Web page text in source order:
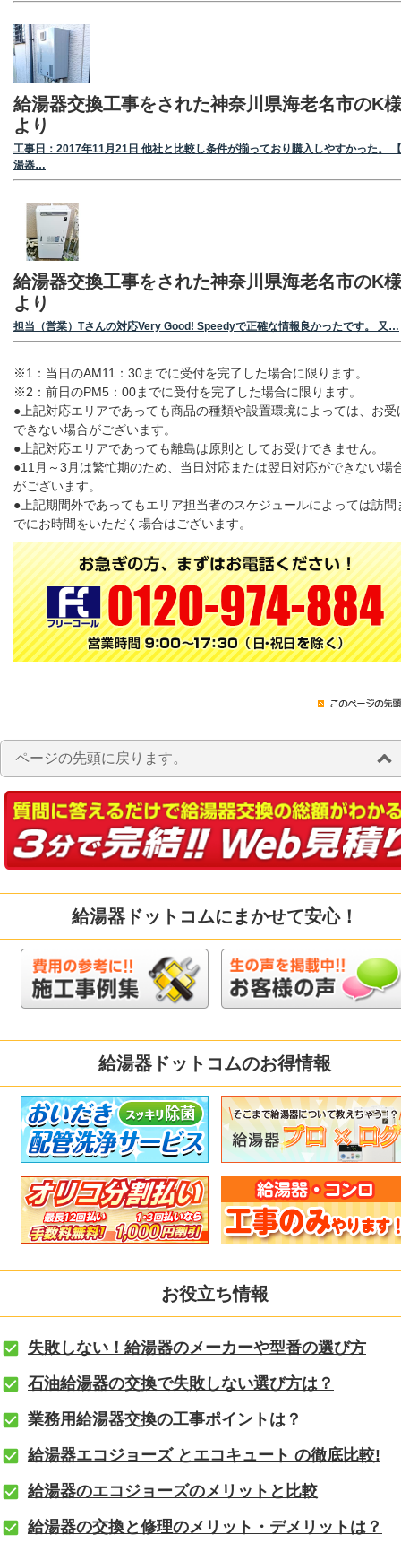
給湯器交換工事をされた神奈川県海老名市のK様
より
工事日：2017年11月21日 他社と比較し条件が揃っており購入しやすかった。
湯器…
給湯器交換工事をされた神奈川県海老名市のK様
より
担当（営業）Tさんの対応Very Good! Speedyで正確な情報良かったです。 又…
※1：当日のAM11：30までに受付を完了した場合に限ります。
※2：前日のPM5：00までに受付を完了した場合に限ります。
●上記対応エリアであっても商品の種類や設置環境によっては、お受
できない場合がございます。
●上記対応エリアであっても離島は原則としてお受けできません。
●11月～3月は繁忙期のため、当日対応または翌日対応ができない場
がございます。
●上記期間外であってもエリア担当者のスケジュールによっては訪問
でにお時間をいただく場合はございます。
ページの先頭に戻ります。
給湯器ドットコムにまかせて安心！
給湯器ドットコムのお得情報
お役立ち情報
失敗しない！給湯器のメーカーや型番の選び方
石油給湯器の交換で失敗しない選び方は？
業務用給湯器交換の工事ポイントは？
給湯器エコジョーズ とエコキュート の徹底比較!
給湯器のエコジョーズのメリットと比較
給湯器の交換と修理のメリット・デメリットは？